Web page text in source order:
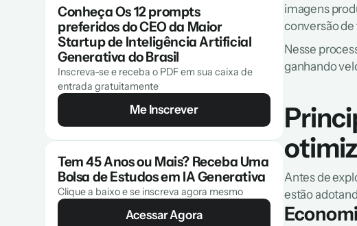
Conheça Os 12 prompts
preferidos do CEO da Maior
Startup de Inteligência Artificial
Generativa do Brasil
Inscreva-se e receba o PDF em sua caixa de
entrada gratuitamente
Me Inscrever
Tem 45 Anos ou Mais? Receba Uma
Bolsa de Estudos em IA Generativa
Clique a baixo e se inscreva agora mesmo
Acessar Agora
imagens
conversão
Nesse
ganhando
Antes de
estão